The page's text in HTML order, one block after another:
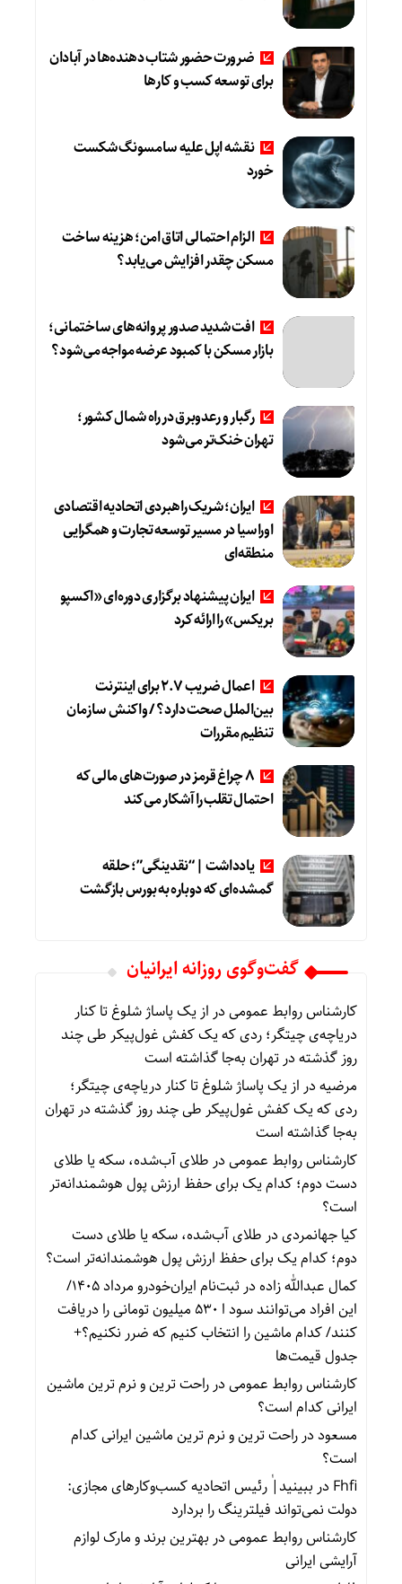
ضرورت حضور شتاب ‌دهنده‌ها در آبادان
برای توسعه کسب‌ و کارها
نقشه اپل علیه سامسونگ شکست
خورد
الزام احتمالی اتاق امن؛ هزینه ساخت
مسکن چقدر افزایش می‌یابد؟
افت شدید صدور پروانه‌های ساختمانی؛
بازار مسکن با کمبود عرضه مواجه می‌شود؟
رگبار و رعدوبرق در راه شمال کشور؛
تهران خنک‌تر می‌شود
ایران؛ شریک راهبردی اتحادیه اقتصادی
اوراسیا در مسیر توسعه تجارت و همگرایی
منطقه‌ای
ایران پیشنهاد برگزاری دوره‌ای «اکسپو
بریکس» را ارائه کرد
اعمال ضریب ۲.۷ برای اینترنت
بین‌الملل صحت دارد؟ / واکنش سازمان
تنظیم مقررات
8 چراغ قرمز در صورت‌های مالی که
احتمال تقلب را آشکار می‌کند
یادداشت | “نقدینگی”؛ حلقه
گمشده‌ای که دوباره به بورس بازگشت
گفت‌وگوی روزانه ایرانیان
کارشناس روابط عمومیدر از یک پاساژ شلوغ تا کنار
دریاچه‌ی چیتگر؛ ردی که یک کفش غول‌پیکر طی چند
روز گذشته در تهران به‌جا گذاشته است
مرضیهدر از یک پاساژ شلوغ تا کنار دریاچه‌ی چیتگر؛
ردی که یک کفش غول‌پیکر طی چند روز گذشته در تهران
به‌جا گذاشته است
کارشناس روابط عمومیدر طلای آب‌شده، سکه یا طلای
دست دوم؛ کدام یک برای حفظ ارزش پول هوشمندانه‌تر
است؟
کیا جهانمردیدر طلای آب‌شده، سکه یا طلای دست
دوم؛ کدام یک برای حفظ ارزش پول هوشمندانه‌تر است؟
کمال عبدالله زادهدر
ثبت‌نام ایران‌خودرو مرداد ۱۴۰۵/
این افراد می‌توانند سود ا ۵۳۰ میلیون تومانی را دریافت
کنند/ کدام ماشین را انتخاب کنیم که ضرر نکنیم؟+
جدول قیمت‌ها
کارشناس روابط عمومیدرراحت ترین و نرم ترین ماشین
ایرانی کدام است؟
مسعوددرراحت ترین و نرم ترین ماشین ایرانی کدام
است؟
Fhfiدر ببینید| ٰرئیس اتحادیه کسب‌وکارهای مجازی:
دولت نمی‌تواند فیلترینگ را بردارد
کارشناس روابط عمومیدر بهترین برند و مارک لوازم
آرایشی ایرانی